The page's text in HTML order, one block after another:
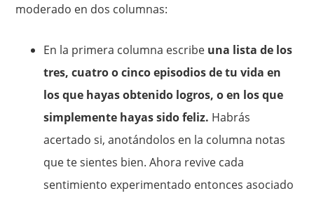
moderado en dos columnas:
En la primera columna escribe una lista de los
tres, cuatro o cinco episodios de tu vida en
los que hayas obtenido logros, o en los que
simplemente hayas sido feliz. Habrás
acertado si, anotándolos en la columna notas
que te sientes bien. Ahora revive cada
sentimiento experimentado entonces asociado